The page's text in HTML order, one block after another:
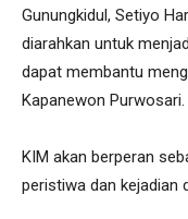
Gunungkidul, Setiyo
diarahkan untuk
dapat membantu
Kapanewon Purwosari.
KIM akan berperan
peristiwa dan kejadian